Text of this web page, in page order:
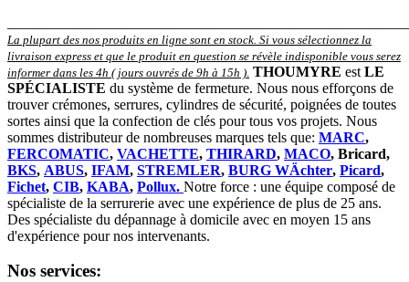
La plupart des nos produits en ligne sont en stock. Si vous sélectionnez la
livraison express et que le produit en question se révèle indisponible vous serez
informer dans les 4h ( jours ouvrés de 9h à 15h ) THOUMYRE est LE
SPÉCIALISTE du système de fermeture. Nous nous efforçons de
trouver crémones, serrures, cylindres de sécurité, poignées de toutes
sortes ainsi que la confection de clés pour tous vos projets. Nous
sommes distributeur de nombreuses marques tels que: MARC,
FERCOMATIC, VACHETTE, THIRARD, MACO, Bricard,
BKS, ABUS, IFAM, STREMLER, BURG WÄchter, Picard,
Fichet, CIB, KABA, Pollux. Notre force : une équipe composé de
spécialiste de la serrurerie avec une expérience de plus de 25 ans.
Des spécialiste du dépannage à domicile avec en moyen 15 ans
d'expérience pour nos intervenants.
Nos services: